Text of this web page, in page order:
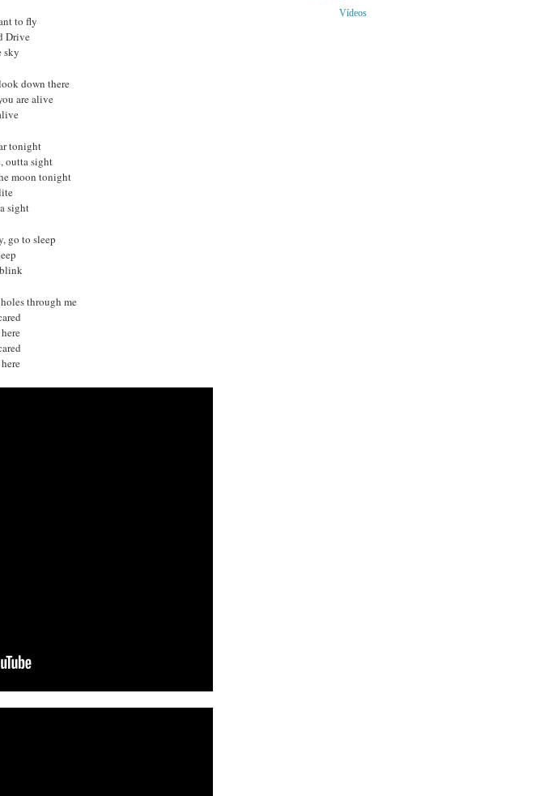
to fly
Drive
sky
down there
are alive
tonight
outta sight
moon tonight
sight
go to sleep
blink
through me
Vídeos